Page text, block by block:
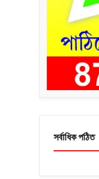
সর্বাধিক পঠিত